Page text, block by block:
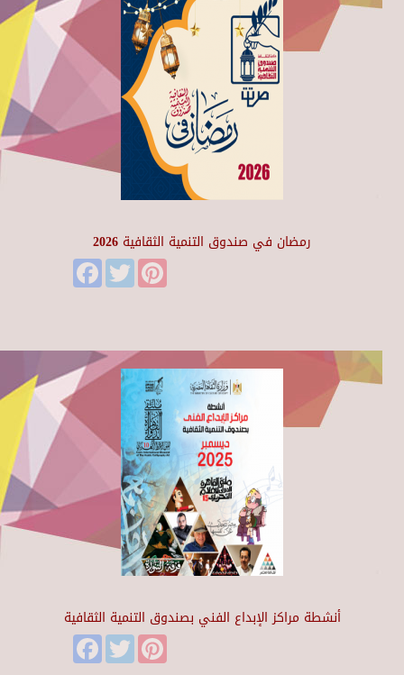
رمضان في صندوق التنمية الثقافية 2026
FacebookTwitter
أنشطة مراكز الإبداع الفني بصندوق التنمية الثقافية
FacebookTwitter